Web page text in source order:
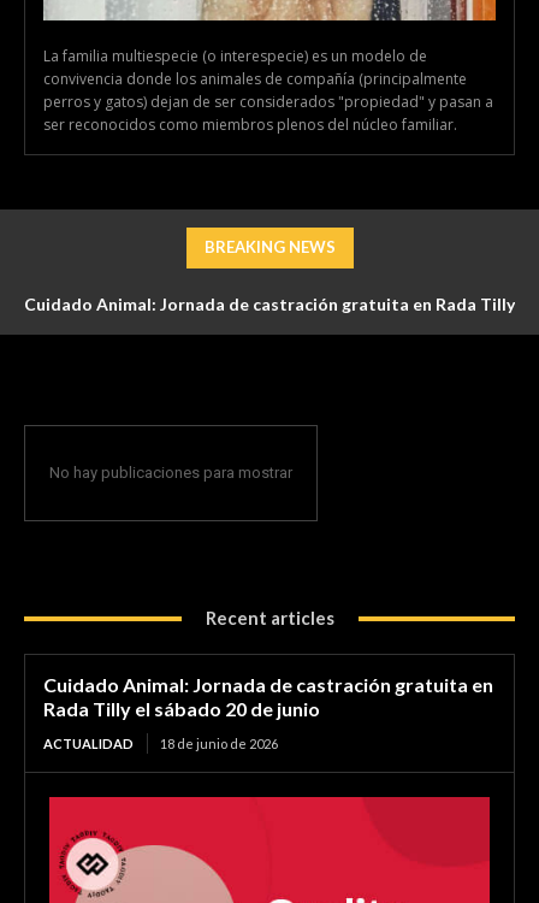
La familia multiespecie (o interespecie) es un modelo de
convivencia donde los animales de compañía (principalmente
perros y gatos) dejan de ser considerados "propiedad" y pasan a
ser reconocidos como miembros plenos del núcleo familiar.
BREAKING NEWS
Cuidado Animal: Jornada de castración gratuita en Rada Tilly
No hay publicaciones para mostrar
Recent articles
Cuidado Animal: Jornada de castración gratuita en
Rada Tilly el sábado 20 de junio
ACTUALIDAD 18 de junio de 2026